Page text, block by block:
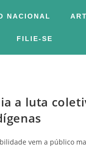
NACIONAL
FILIE-SE
a luta
vem a público